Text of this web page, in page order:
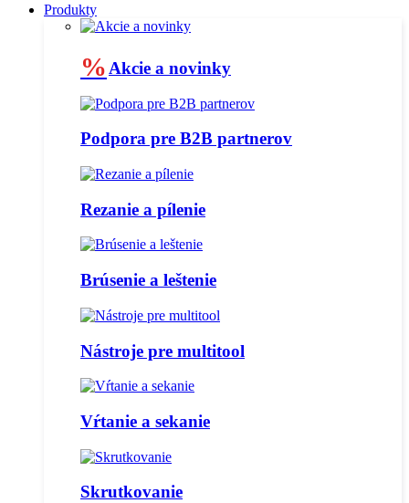
Produkty
% Akcie a novinky
Podpora pre B2B partnerov
Rezanie a pílenie
Brúsenie a leštenie
Nástroje pre multitool
Vŕtanie a sekanie
Skrutkovanie